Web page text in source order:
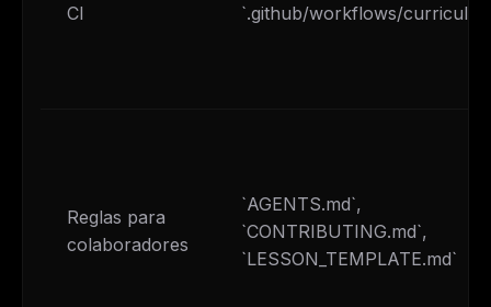
CI `.github/workflows/
Reglas para
colaboradores
`AGENTS.md`,
`CONTRIBUTING.md`,
`LESSON_TEMPLATE.md`